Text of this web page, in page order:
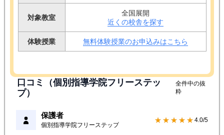
対象教室
全国展開
近くの校舎を探す
体験授業 無料体験授業のお申込みはこちら
口コミ（個別指導学院フリーステッ
プ）
全件中の抜
粋
保護者
個別指導学院フリーステップ
★★★★★ 4.0/5